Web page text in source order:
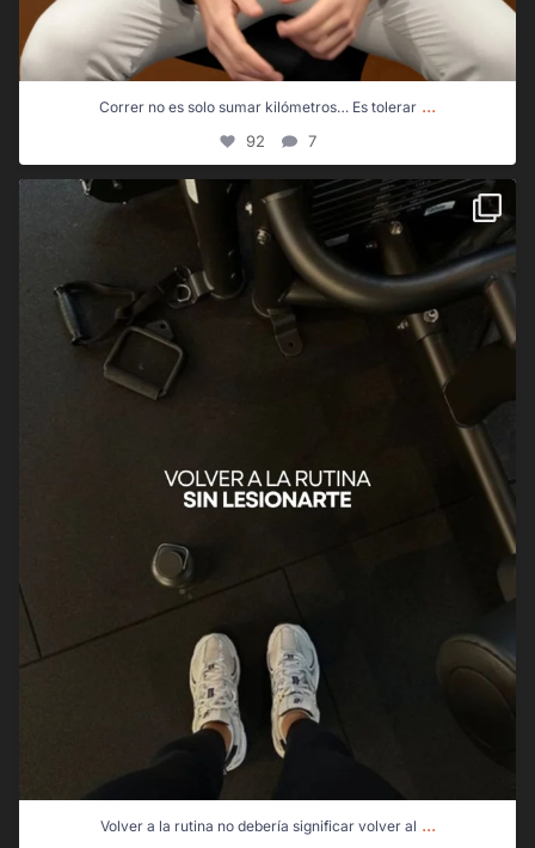
Correr no es solo sumar kilómetros… Es tolerar ...
92 7
Volver a la rutina no debería significar volver al...
21 0
Volver a la rutina no debería significar volver al ...